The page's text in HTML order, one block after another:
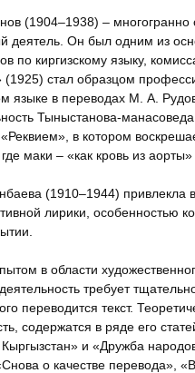
(1904–1938) –
деятель. Он был одним из
по киргизскому языку,
стал образцом
языке в переводах М. А.
Тыныстанова-
в котором
маки – «как кровь из
(1910–1944) привлекла
лирики, особенностью
в области
требует
переводится текст.
содержатся в ряде его
и «Дружба
о качестве перевода»,